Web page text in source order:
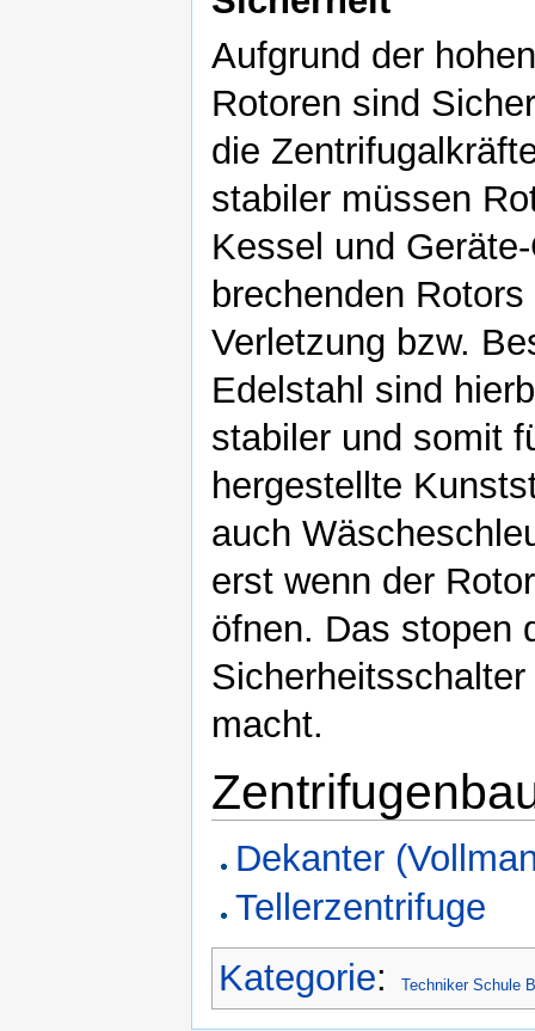
Aufgrund der
Rotoren sind
die
stabiler müssen
Kessel und
brechenden
Verletzung bzw.
Edelstahl sind
stabiler und somit
hergestellte
auch
erst wenn der
öfnen. Das stopen
macht.
Dekanter
Tellerzentrifuge
Kategorie: Techniker Schule